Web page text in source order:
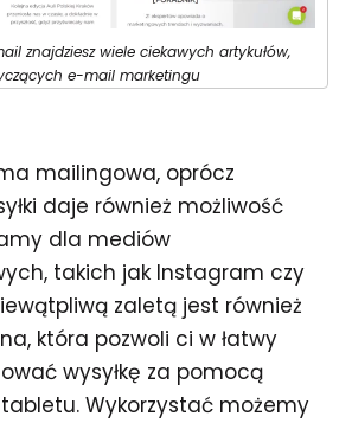
znajdziesz wiele ciekawych artykułów,
e-mail marketingu
mailingowa, oprócz
daje również możliwość
dla mediów
takich jak Instagram czy
zaletą jest również
która pozwoli ci w łatwy
wysyłkę za pomocą
Wykorzystać możemy